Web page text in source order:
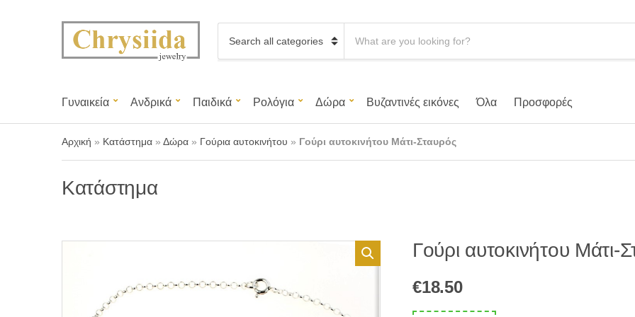
a
g
o
r
n
a
p
d
Γυναικεία Ανδρικά Παιδικά Ρολόγια Δώρα Βυζαντινές εικόνες Όλα Προσφορές
Αρχική » Κατάστημα » Δώρα » Γούρια αυτοκινήτου » Γούρι αυτοκινήτου Μάτι-Σταυρός
Κατάστημα
Γούρι αυτοκινήτου Μάτι-
€18.50